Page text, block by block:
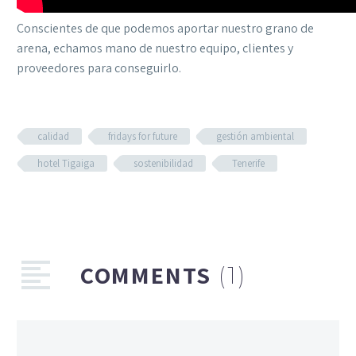
Conscientes de que podemos aportar nuestro grano de
arena, echamos mano de nuestro equipo, clientes y
proveedores para conseguirlo.
calidad fridays for future
gestión ambiental
hotel Tigaiga
sostenibilidad Tenerife
COMMENTS (1)